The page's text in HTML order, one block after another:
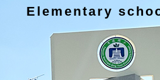
Elementary